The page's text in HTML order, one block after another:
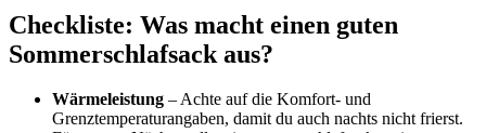
Checkliste: Was macht einen guten
Sommerschlafsack aus?
Wärmeleistung – Achte auf die Komfort- und
Grenztemperaturangaben, damit du auch nachts nicht frierst.